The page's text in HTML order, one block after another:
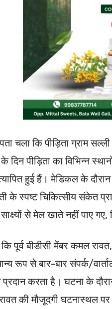
चला कि पीड़िता ग्राम
दिन पीड़िता का विभिन्न
हुई हैं। मेडिकल के
के स्पष्ट चिकित्सीय संकेत
से मेल खाते नहीं पाए
पूर्व बीडीसी मेंबर कमल
रूप से बार-बार संपर्क/
करता है। घटना के
की मौजूदगी घटनास्थल पर